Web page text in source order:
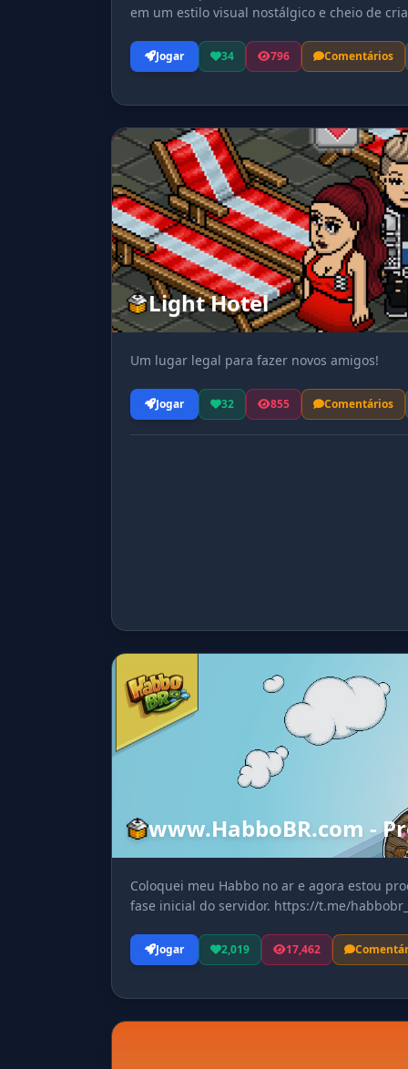
em um estilo visual nostálgico e cheio de
Jogar 34 796 Comentários
Light Hotel
Um lugar legal para fazer novos amigos!
Jogar 32 855 Comentários
www.HabboBR.com -
Coloquei meu Habbo no ar e agora estou
fase inicial do servidor. https://t.me/
Jogar 2,019 17,462